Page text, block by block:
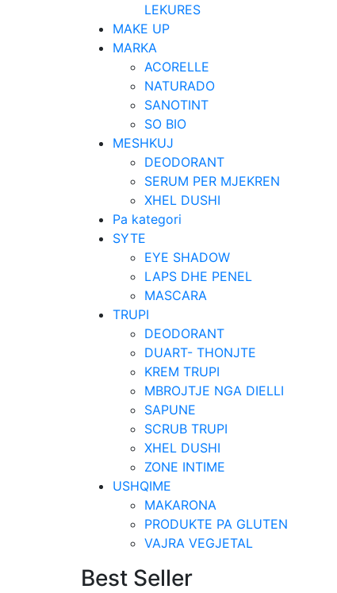
LEKURES
MAKE UP
MARKA
ACORELLE
NATURADO
SANOTINT
SO BIO
MESHKUJ
DEODORANT
SERUM PER MJEKREN
XHEL DUSHI
Pa kategori
SYTE
EYE SHADOW
LAPS DHE PENEL
MASCARA
TRUPI
DEODORANT
DUART- THONJTE
KREM TRUPI
MBROJTJE NGA DIELLI
SAPUNE
SCRUB TRUPI
XHEL DUSHI
ZONE INTIME
USHQIME
MAKARONA
PRODUKTE PA GLUTEN
VAJRA VEGJETAL
Best Seller